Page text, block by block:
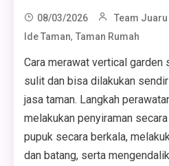
08/03/2026 Team Juaru
Ide Taman,Taman Rumah
Cara merawat vertical garden
sulit dan bisa dilakukan
jasa taman. Langkah
melakukan penyiraman
pupuk secara berkala,
dan batang, serta